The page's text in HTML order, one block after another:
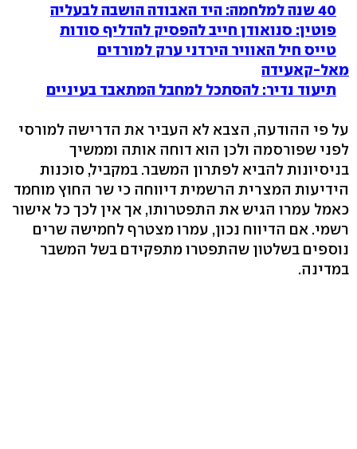
40 שנה למלחמה: היד האבודה הושבה לבעליה
פוטין: סנואודן חייב להפסיק להדליף סודות
טייס חיל האוויר הירדני ערק למורדים
מאל-קאעידה
תיעוד נדיר: להסתכל למחבל המתאבד בעיניים
על פי ההודעה, הצבא לא העביר את הדרישה למורסי
לפני שפורסמה ולכן הוא דוחה אותה וממשיך
בניסיונות להביא לפתרון המשבר. במקביל, סוכנות
הידיעות המצרית הרשמית דיווחה כי שר החוץ מוחמד
כאמל עמרו הגיש את התפטרותו, אך אין לכך כל אישור
רשמי. אם הדיווח נכון, עמרו מצטרף לחמישה שרים
נוספים בשלטון שהתפטרו מתפקידם בשל המשבר
במדינה.